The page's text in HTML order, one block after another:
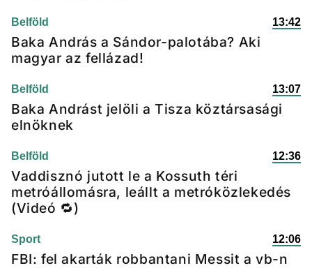
Belföld 13:42
Baka András a Sándor-palotába? Aki
magyar az fellázad!
Belföld 13:07
Baka Andrást jelöli a Tisza köztársasági
elnöknek
Belföld 12:36
Vaddisznó jutott le a Kossuth téri
metróállomásra, leállt a metróközlekedés
(Videó 🔁)
Sport 12:06
FBI: fel akarták robbantani Messit a vb-n